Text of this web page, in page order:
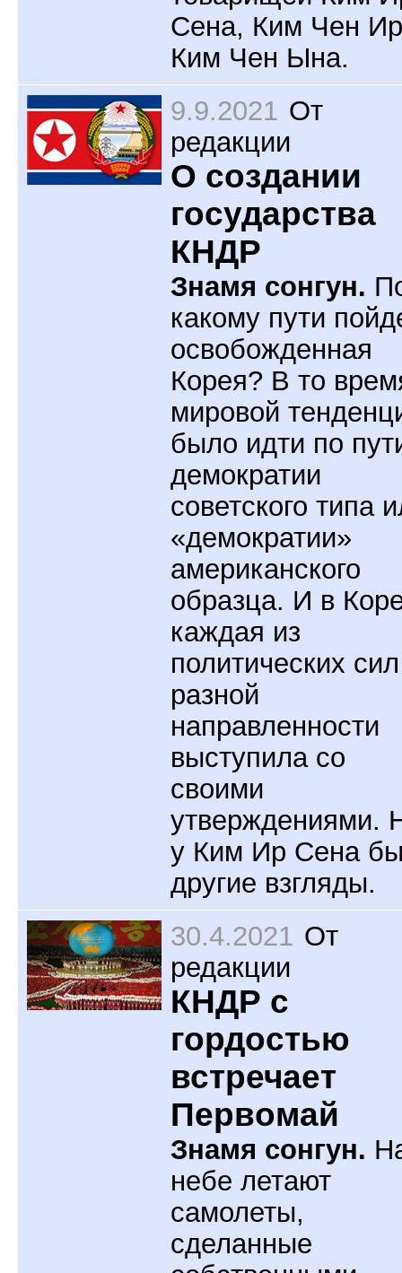
Сена, Ким Чен
Ким Чен Ына.
9.9.2021 От
редакции
О создании
государства
КНДР
Знамя сонгун.
какому пути
освобожденная
Корея? В то
мировой
было идти по
демократии
советского типа
«демократии»
американского
образца. И в
каждая из
политических сил
разной
направленности
выступила со
своими
утверждениями.
у Ким Ир Сена
другие взгляды.
30.4.2021 От
редакции
КНДР с
гордостью
встречает
Первомай
Знамя сонгун.
небе летают
самолеты,
сделанные